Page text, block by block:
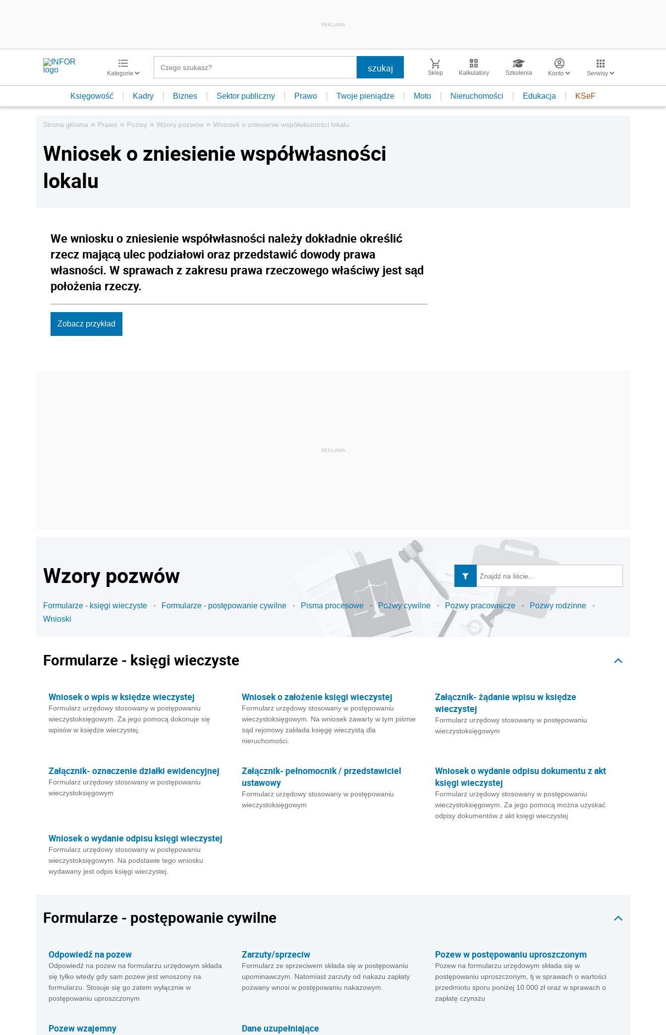
REKLAMA
Kategorie Sklep Kalkulatory Szkolenia Konto Serwisy
Księgowość Kadry Biznes Sektor publiczny Prawo Twoje pieniądze Moto Nieruchomości Edukacja KSeF
Strona główna » Prawo » Pozwy » Wzory pozwów » Wniosek o zniesienie współwłasności lokalu
Wniosek o zniesienie współwłasności
lokalu
We wniosku o zniesienie współwłasności należy dokładnie określić
rzecz mającą ulec podziałowi oraz przedstawić dowody prawa
własności. W sprawach z zakresu prawa rzeczowego właściwy jest sąd
położenia rzeczy.
Zobacz przykład
Wzory pozwów
Formularze - księgi wieczyste Formularze - postępowanie cywilne Pisma procesowe Pozwy cywilne Pozwy pracownicze
Pozwy rodzinne
Wnioski
Formularze - księgi wieczyste
Wniosek o wpis w księdze wieczystej
Formularz urzędowy stosowany w postępowaniu
wieczystoksięgowym. Za jego pomocą dokonuje się
wpisów w księdze wieczystej.
Wniosek o założenie księgi wieczystej
Formularz urzędowy stosowany w postępowaniu
wieczystoksięgowym. Na wniosek zawarty w tym piśmie
sąd rejonowy zakłada księgę wieczystą dla
nieruchomości.
Załącznik- żądanie wpisu w księdze
wieczystej
Formularz urzędowy stosowany w postępowaniu
wieczystoksięgowym
Załącznik- oznaczenie działki ewidencyjnej
Formularz urzędowy stosowany w postępowaniu
wieczystoksięgowym
Załącznik- pełnomocnik / przedstawiciel
ustawowy
Formularz urzędowy stosowany w postępowaniu
wieczystoksięgowym
Wniosek o wydanie odpisu dokumentu z akt
księgi wieczystej
Formularz urzędowy stosowany w postępowaniu
wieczystoksięgowym. Za jego pomocą można uzyskać
odpisy dokumentów z akt księgi wieczystej
Wniosek o wydanie odpisu księgi wieczystej
Formularz urzędowy stosowany w postępowaniu
wieczystoksięgowym. Na podstawie tego wniosku
wydawany jest odpis księgi wieczystej.
Formularze - postępowanie cywilne
Odpowiedź na pozew
Odpowiedź na pozew na formularzu urzędowym składa
się tylko wtedy gdy sam pozew jest wnoszony na
formularzu. Stosuje się go zatem wyłącznie w
postępowaniu uproszczonym
Zarzuty/sprzeciw
Formularz ze sprzeciwem składa się w postępowaniu
upominawczym. Natomiast zarzuty od nakazu zapłaty
pozwany wnosi w postępowaniu nakazowym.
Pozew w postępowaniu uproszczonym
Pozew na formularzu urzędowym składa się w
postępowaniu uproszczonym, tj w sprawach o wartości
przedmiotu sporu poniżej 10.000 zł oraz w sprawach o
zapłatę czynszu
Pozew wzajemny Dane uzupełniające